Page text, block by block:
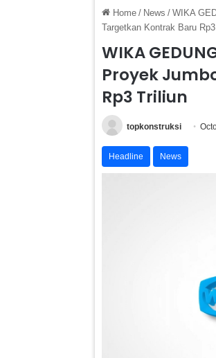
Home / News / WIKA
Targetkan Kontrak Baru
WIKA
Proyek
Rp3 Triliun
topkonstruksi
Headline News